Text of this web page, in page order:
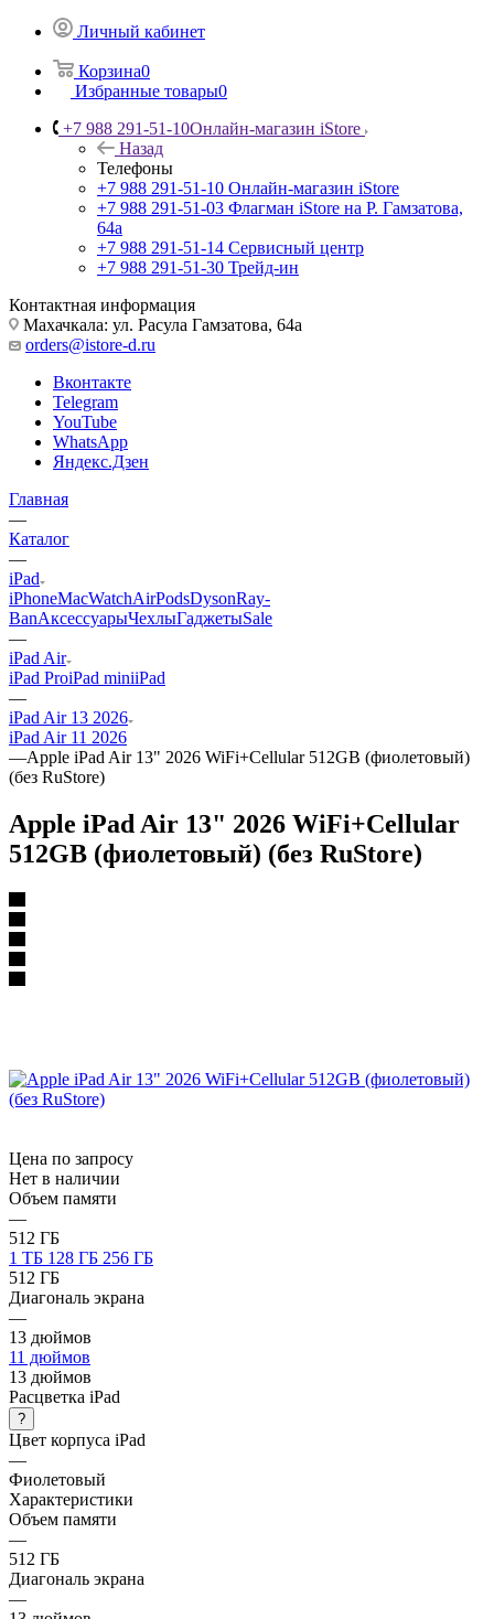
Личный кабинет
Корзина0
Избранные товары0
+7 988 291-51-10Онлайн-магазин iStore
Назад
Телефоны
+7 988 291-51-10 Онлайн-магазин iStore
+7 988 291-51-03 Флагман iStore на Р. Гамзатова,
64а
+7 988 291-51-14 Сервисный центр
+7 988 291-51-30 Трейд-ин
Контактная информация
Махачкала: ул. Расула Гамзатова, 64а
orders@istore-d.ru
Вконтакте
Telegram
YouTube
WhatsApp
Яндекс.Дзен
Главная
—
Каталог
—
iPad
iPhoneMacWatchAirPodsDysonRay-
BanАксессуарыЧехлыГаджетыSale
—
iPad Air
iPad ProiPad miniiPad
—
iPad Air 13 2026
iPad Air 11 2026
—Apple iPad Air 13" 2026 WiFi+Cellular 512GB (фиолетовый)
(без RuStore)
Apple iPad Air 13" 2026 WiFi+Cellular
512GB (фиолетовый) (без RuStore)
Цена по запросу
Нет в наличии
Объем памяти
—
512 ГБ
1 ТБ 128 ГБ 256 ГБ
512 ГБ
Диагональ экрана
—
13 дюймов
11 дюймов
13 дюймов
Расцветка iPad
?
Цвет корпуса iPad
—
Фиолетовый
Характеристики
Объем памяти
—
512 ГБ
Диагональ экрана
—